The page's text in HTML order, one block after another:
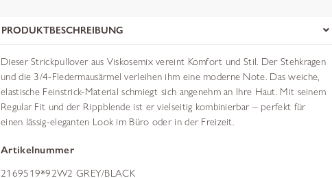
PRODUKTBESCHREIBUNG
Dieser Strickpullover aus Viskosemix vereint Komfort und Stil. Der Stehkragen
und die 3/4-Fledermausärmel verleihen ihm eine moderne Note. Das weiche,
elastische Feinstrick-Material schmiegt sich angenehm an Ihre Haut. Mit seinem
Regular Fit und der Rippblende ist er vielseitig kombinierbar – perfekt für
einen lässig-eleganten Look im Büro oder in der Freizeit.
Artikelnummer
2169519*92W2 GREY/BLACK